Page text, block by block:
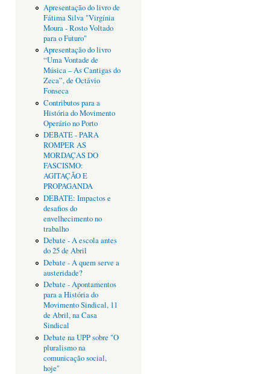
Apresentação do livro de
Fátima Silva "Virgínia
Moura - Rosto Voltado
para o Futuro"
Apresentação do livro
“Uma Vontade de
Música – As Cantigas do
Zeca”, de Octávio
Fonseca
Contributos para a
História do Movimento
Operário no Porto
DEBATE - PARA
ROMPER AS
MORDAÇAS DO
FASCISMO:
AGITAÇÃO E
PROPAGANDA
DEBATE: Impactos e
desafios do
envelhecimento no
trabalho
Debate - A escola antes
do 25 de Abril
Debate - A quem serve a
austeridade?
Debate - Apontamentos
para a História do
Movimento Sindical, 11
de Abril, na Casa
Sindical
Debate na UPP sobre "O
pluralismo na
comunicação social,
hoje"